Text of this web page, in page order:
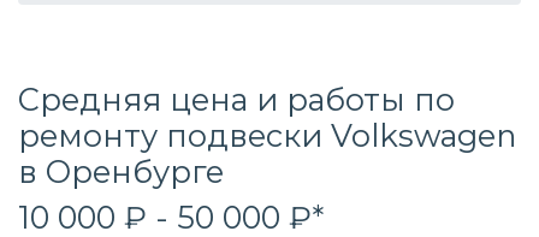
Средняя цена и работы по
ремонту подвески Volkswagen
в Оренбурге
10 000 ₽ - 50 000 ₽*